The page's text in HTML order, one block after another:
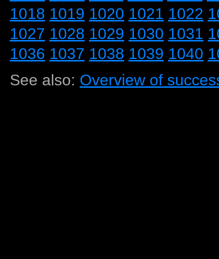
1018 1019 1020 1021 1022
1027 1028 1029 1030 1031
1036 1037 1038 1039 1040
See also: Overview of